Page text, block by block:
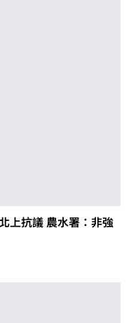
上抗議 農水署：非強